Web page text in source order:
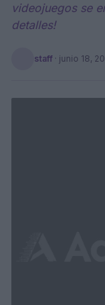
videojuegos se
detalles!
staff · junio 18,